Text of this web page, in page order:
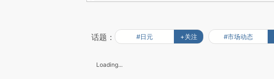
话题： #日元 +关注 #市场动态
Loading...